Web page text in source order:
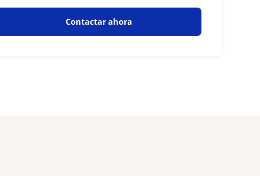
Contactar ahora